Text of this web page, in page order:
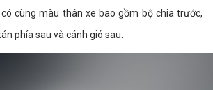
cùng màu thân xe bao gồm bộ chia trước,
phía sau và cánh gió sau.